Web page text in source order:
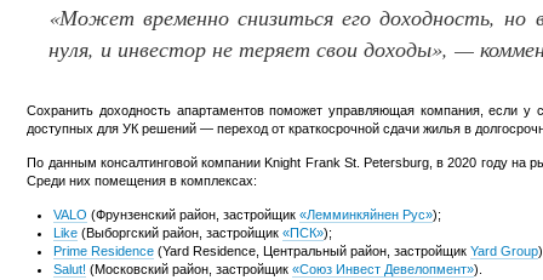
«Может временно снизиться его доходность,
нуля, и инвестор не теряет свои доходы», —
Сохранить доходность апартаментов поможет управляющая компания, если у
доступных для УК решений — переход от краткосрочной сдачи жилья в
По данным консалтинговой компании Knight Frank St. Petersburg, в 2020 году на
Среди них помещения в комплексах:
VALO (Фрунзенский район, застройщик«Лемминкяйнен Рус​»);
Like (Выборгский район, застройщик«ПСК»);
Prime Residence (Yard Residence, Центральный район, застройщикYard Group
Salut! (Московский район, застройщик«Союз Инвест Девелопмент»).